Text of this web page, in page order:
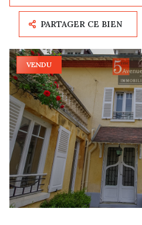
PARTAGER CE BIEN
VENDU